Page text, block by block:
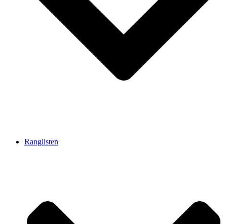
Ranglisten